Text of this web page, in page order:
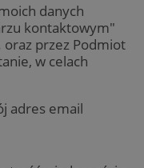
danych
kontaktowym"
oraz przez Podmiot
w celach
adres email